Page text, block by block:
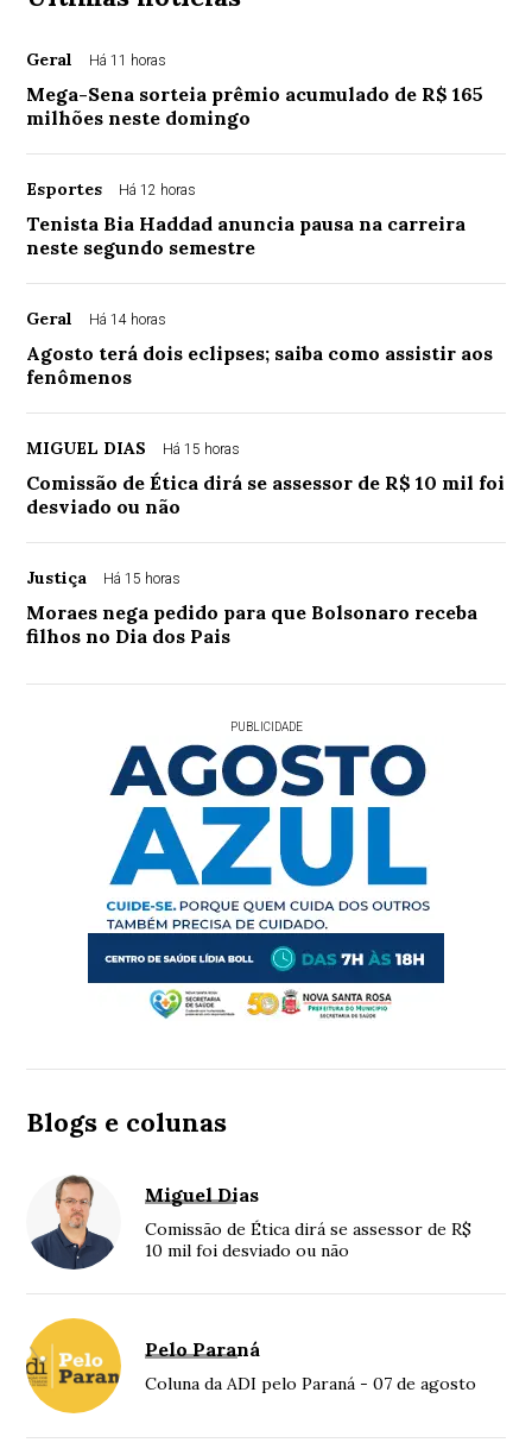
Geral Há 11 horas
Mega-Sena sorteia prêmio acumulado de R$ 165
milhões neste domingo
Esportes Há 12 horas
Tenista Bia Haddad anuncia pausa na carreira
neste segundo semestre
Geral Há 14 horas
Agosto terá dois eclipses; saiba como assistir aos
fenômenos
MIGUEL DIAS Há 15 horas
Comissão de Ética dirá se assessor de R$ 10 mil foi
desviado ou não
Justiça Há 15 horas
Moraes nega pedido para que Bolsonaro receba
filhos no Dia dos Pais
PUBLICIDADE
Blogs e colunas
Miguel Dias
Comissão de Ética dirá se assessor de R$
10 mil foi desviado ou não
Pelo Paraná
Coluna da ADI pelo Paraná - 07 de agosto